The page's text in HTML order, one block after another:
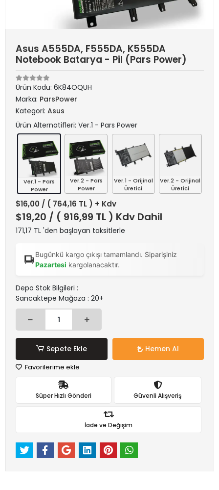
Asus A555DA, F555DA, K555DA
Notebook Batarya - Pil (Pars Power)
Ürün Kodu: 6K84OQUH
Marka: ParsPower
Kategori: Asus
Ürün Alternatifleri: Ver.1 - Pars Power
Ver.1 - Pars
Power
Ver.2 - Pars
Power
Ver.1 - Orijinal
Üretici
Ver.2 - Orijinal
Üretici
$16,00 / ( 764,16 TL ) + Kdv
$19,20 / ( 916,99 TL ) Kdv Dahil
171,17 TL 'den başlayan taksitlerle
Bugünkü kargo çıkışı tamamlandı. Siparişiniz
Pazartesi kargolanacaktır.
Depo Stok Bilgileri :
Sancaktepe Mağaza : 20+
Sepete Ekle Hemen Al
Favorilerime ekle
Süper Hızlı Gönderi Güvenli Alışveriş
İade ve Değişim